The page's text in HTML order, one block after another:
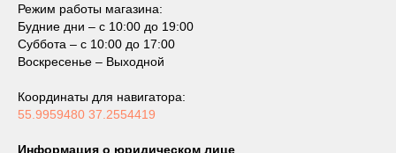
Режим работы магазина:
Будние дни – с 10:00 до 19:00
Суббота – с 10:00 до 17:00
Воскресенье – Выходной
Координаты для навигатора:
55.9959480 37.2554419
Информация о юридическом лице